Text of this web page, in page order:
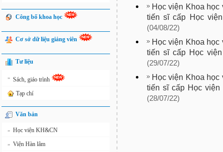
Công bố khoa học
Cơ sở dữ liệu giảng viên
Tư liệu
» Sách, giáo trình
Tạp chí
Văn bản
» Học viện KH&CN
» Viện Hàn lâm
Học viện Khoa học
tiến sĩ cấp Học
(04/08/22)
Học viện Khoa học
tiến sĩ cấp Học
(29/07/22)
Học viện Khoa học
tiến sĩ cấp Học
(28/07/22)